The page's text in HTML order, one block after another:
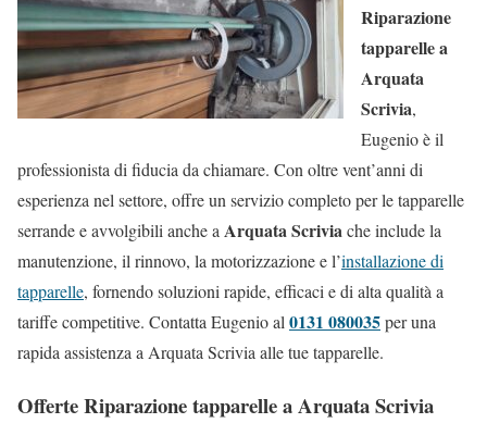
Riparazione
tapparelle a
Arquata
Scrivia,
Eugenio è il
professionista di fiducia da chiamare. Con oltre vent’anni di
esperienza nel settore, offre un servizio completo per le tapparelle
serrande e avvolgibili anche a Arquata Scriviache include la
manutenzione, il rinnovo, la motorizzazione e l’installazione di
tapparelle, fornendo soluzioni rapide, efficaci e di alta qualità a
tariffe competitive. Contatta Eugenio al 0131 080035per una
rapida assistenza a Arquata Scrivia alle tue tapparelle.
Offerte Riparazione tapparelle a Arquata Scrivia